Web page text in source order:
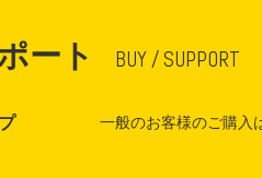
ート BUY / SUPPORT
一般のお客様のご購入